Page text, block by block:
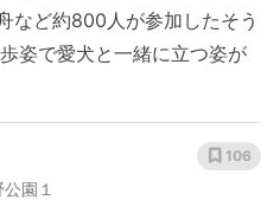
など約800人が参加したそう
姿で愛犬と一緒に立つ姿が
園１
106